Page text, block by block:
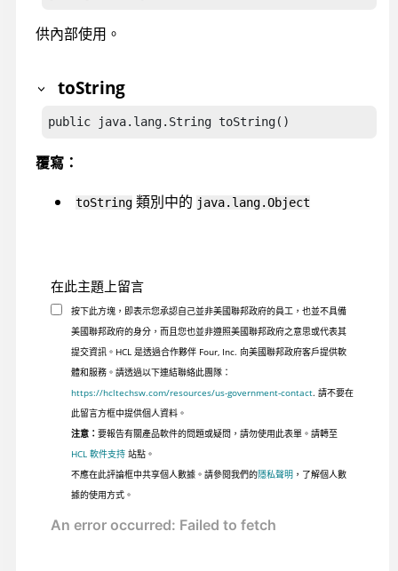
供內部使用。
toString
public java.lang.String toString()
覆寫：
toString 類別中的 java.lang.Object
在此主題上留言
按下此方塊，即表示您承認自己並非美國聯邦政府的員工，也並不具備
美國聯邦政府的身分，而且您也並非遵照美國聯邦政府之意思或代表其
提交資訊。HCL 是透過合作夥伴 Four, Inc. 向美國聯邦政府客戶提供軟
體和服務。請透過以下連結聯絡此團隊：
https://hcltechsw.com/resources/us-government-contact. 請不要在
此留言方框中提供個人資料。
注意： 要報告有關產品軟件的問題或疑問，請勿使用此表單。請轉至
HCL 軟件支持站點。
不應在此評論框中共享個人數據。請參閱我們的隱私聲明 ，了解個人數
據的使用方式。